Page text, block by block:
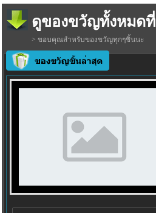
ดูของขวัญทั้งหมดที่
> ขอบคุณสำหรับของขวัญทุกๆชิ้นนะ